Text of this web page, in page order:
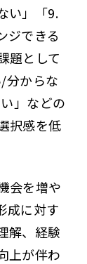
い」「9.
ジできる
題として
分からな
」などの
択感を低
会を増や
成に対す
解、経験
上が伴わ